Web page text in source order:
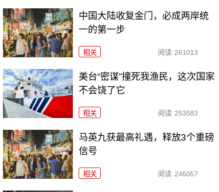
中国大陆收复金门，必成两岸统
一的第一步
相关 阅读 261013
美台“密谋”撞死我渔民，这次国家
不会饶了它
相关 阅读 253583
马英九获最高礼遇，释放3个重磅
信号
相关 阅读 246057